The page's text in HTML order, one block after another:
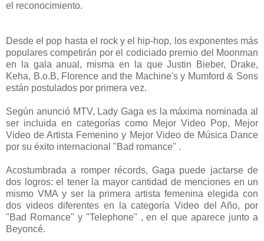
el reconocimiento.
Desde el pop hasta el rock y el hip-hop, los exponentes más
populares competirán por el codiciado premio del Moonman
en la gala anual, misma en la que Justin Bieber, Drake,
Keha, B.o.B, Florence and the Machine's y Mumford & Sons
están postulados por primera vez.
Según anunció MTV, Lady Gaga es la máxima nominada al
ser incluida en categorías como Mejor Video Pop, Mejor
Video de Artista Femenino y Mejor Video de Música Dance
por su éxito internacional "Bad romance" .
Acostumbrada a romper récords, Gaga puede jactarse de
dos logros: el tener la mayor cantidad de menciones en un
mismo VMA y ser la primera artista femenina elegida con
dos videos diferentes en la categoría Video del Año, por
"Bad Romance" y "Telephone" , en el que aparece junto a
Beyoncé.